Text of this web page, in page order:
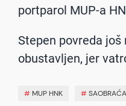
portparol MUP-a
Stepen povreda
obustavljen, jer
# MUP HNK #